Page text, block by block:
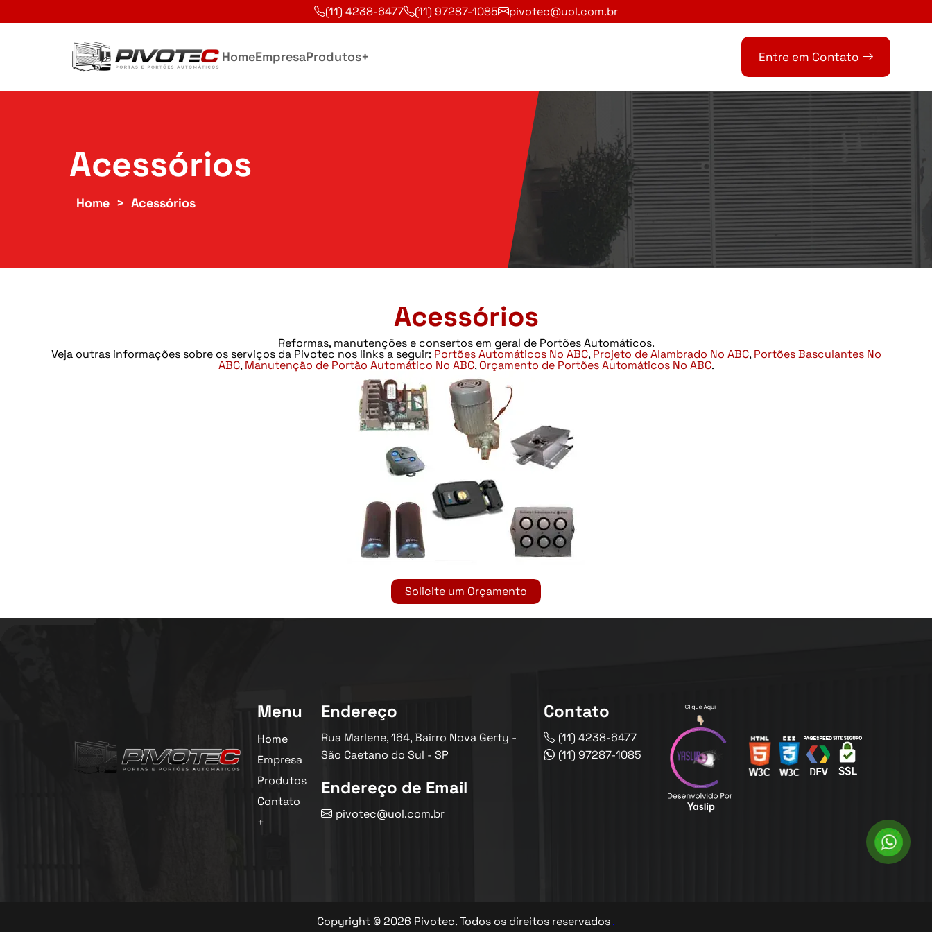
(11) 4238-6477 (11) 97287-1085 pivotec@uol.com.br
HomeEmpresaProdutos+ Entre em Contato
Acessórios
Home Acessórios
Acessórios
Reformas, manutenções e consertos em geral de Portões Automáticos.
Veja outras informações sobre os serviços da Pivotec nos links a seguir: Portões Automáticos No ABC, Projeto de Alambrado No ABC, Portões Basculantes No
ABC, Manutenção de Portão Automático No ABC, Orçamento de Portões Automáticos No ABC.
Solicite um Orçamento
Menu
Home
Empresa
Produtos
Contato
+
Endereço
Rua Marlene, 164, Bairro Nova Gerty -
São Caetano do Sul - SP
Endereço de Email
pivotec@uol.com.br
Contato
(11) 4238-6477
(11) 97287-1085
Copyright © 2026 Pivotec. Todos os direitos reservados.